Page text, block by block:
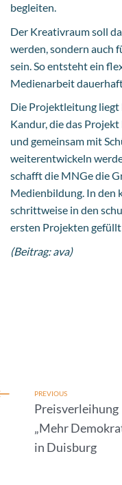
begleiten.
Der Kreativraum soll
werden, sondern auch
sein. So entsteht ein
Medienarbeit
Die Projektleitung liegt
Kandur, die das
und gemeinsam mit
weiterentwickeln
schafft die MNGe die
Medienbildung. In den
schrittweise in den
ersten Projekten
(Beitrag: ava)
PREVIOUS
Preisverleihung
„Mehr
in Duisburg